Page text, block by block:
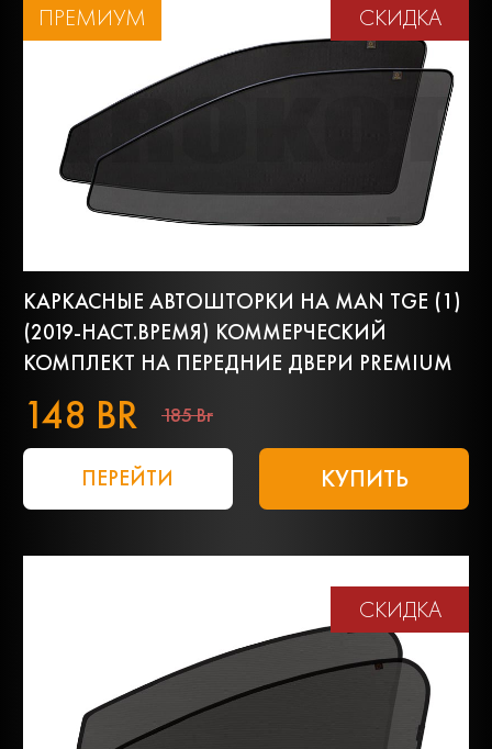
ПРЕМИУМ СКИДКА
КАРКАСНЫЕ АВТОШТОРКИ НА MAN TGE (1)
(2019-НАСТ.ВРЕМЯ) КОММЕРЧЕСКИЙ
КОМПЛЕКТ НА ПЕРЕДНИЕ ДВЕРИ PREMIUM
148 BR 185 Br
ПЕРЕЙТИ КУПИТЬ
СКИДКА